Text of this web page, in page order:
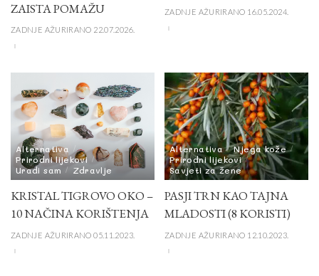
ZAISTA POMAŽU
ZADNJE AŽURIRANO 22.07.2026.
ZADNJE AŽURIRANO 16.05.2024.
Alternativa
Prirodni lijekovi
Uradi sam
Zdravlje
KRISTAL TIGROVO OKO –
10 NAČINA KORIŠTENJA
ZADNJE AŽURIRANO 05.11.2023.
Alternativa
Njega kože
Prirodni lijekovi
Savjeti za žene
PASJI TRN KAO TAJNA
MLADOSTI (8 KORISTI)
ZADNJE AŽURIRANO 12.10.2023.